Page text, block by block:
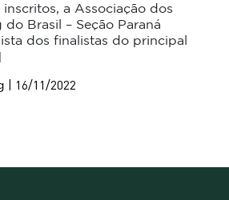
a Associação dos
Brasil – Seção Paraná
dos finalistas do principal
| 16/11/2022